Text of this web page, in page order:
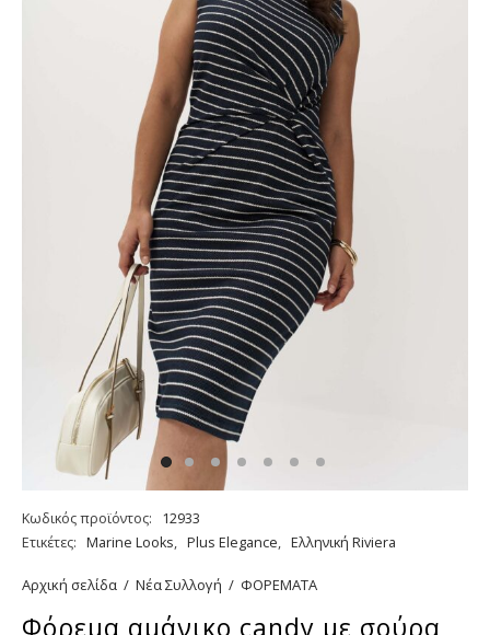
Κωδικός προϊόντος:
12933
Ετικέτες: Marine Looks, Plus Elegance, Ελληνική Riviera
Αρχική σελίδα / Νέα Συλλογή / ΦΟΡΕΜΑΤΑ
Φόρεμα αμάνικο candy με σούρα